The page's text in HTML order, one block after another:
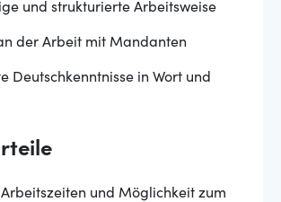
und strukturierte Arbeitsweise
der Arbeit mit Mandanten
Deutschkenntnisse in Wort und
und Möglichkeit zum